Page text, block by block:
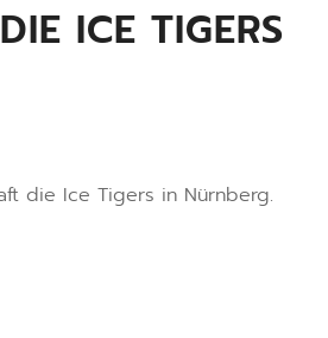
ICE TIGERS
die Ice Tigers in Nürnberg.